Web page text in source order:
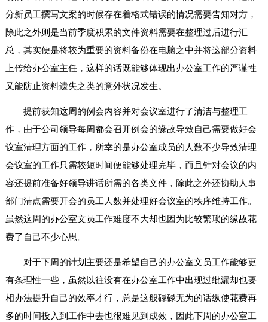
分新员工撰写文案的时候存在着格式错误的情况需要告知对方，
除此之外则是当前季度积累的文件资料需要在整理过后进行汇
总，其实便是将较为重要的资料备份在电脑之中并将这部分资料
上传给办公室主任，这样的话既能够体现出办公室工作的严谨性
又能防止资料遗失之类的意外状况发生。
提前获知这周的例会内容并对会议室进行了清洁与整理工
作，由于公司领导每周都会召开例会的缘故导致自己需要做好会
议室清理方面的工作，所幸的是办公室成员的人数不少导致清理
会议室的工作只需较短时间便能够处理完毕，而且针对会议的内
容还提前准备好领导讲话所需的各类文件，除此之外还协助人事
部门清点需要开会的员工人数并处理好会议室的秩序维持工作。
虽然这周的办公室文员工作难度不大却也因为比较繁琐的缘故花
费了自己不少心思。
对于下周的计划主要还是希望自己的办公室文员工作能够更
有条理性一些，虽然以往没有在办公室工作中出现过纰漏却也要
相办法提升自己的效率才行，总是这般碌碌无为的话纵使花费再
多的时间投入到工作中去也很难见到成效，因此下周的办公室工